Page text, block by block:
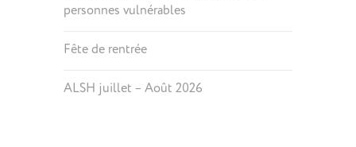
personnes vulnérables
Fête de rentrée
ALSH juillet – Août 2026